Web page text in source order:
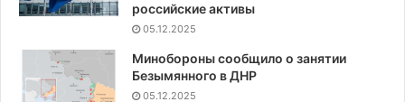
российские активы
05.12.2025
Минобороны сообщило о занятии
Безымянного в ДНР
05.12.2025